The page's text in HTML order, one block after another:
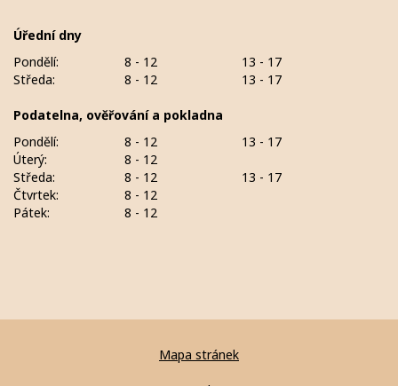
Úřední dny
Pondělí:
8 - 12
13 - 17
Středa:
8 - 12 13 - 17
Podatelna, ověřování a pokladna
Pondělí:
8 - 12
13 - 17
Úterý:
8 - 12
Středa:
8 - 12
13 - 17
Čtvrtek:
8 - 12
Pátek:
8 - 12
Mapa stránek